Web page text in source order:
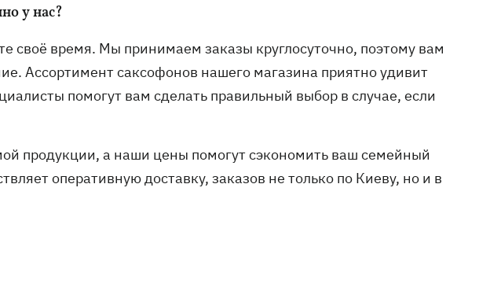
у нас?
своё время. Мы принимаем заказы круглосуточно, поэтому вам
Ассортимент саксофонов нашего магазина приятно удивит
помогут вам сделать правильный выбор в случае, если
продукции, а наши цены помогут сэкономить ваш семейный
оперативную доставку, заказов не только по Киеву, но и в